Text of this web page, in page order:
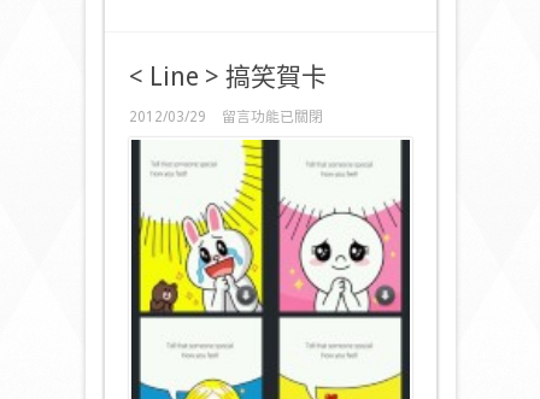
< Line > 搞笑賀卡
2012/03/29
在
〈<
Line
笑
賀
卡〉
中
留言功能已關閉